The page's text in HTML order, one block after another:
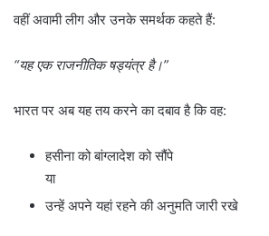
वहीं अवामी लीग और उनके समर्थक कहते हैं:
“यह एक राजनीतिक षड्यंत्र है।”
भारत पर अब यह तय करने का दबाव है कि वह:
हसीना को बांग्लादेश को सौंपे
या
उन्हें अपने यहां रहने की अनुमति जारी रखे